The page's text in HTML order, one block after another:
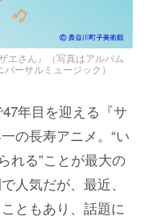
エさん』（写真はアルバム
ーサルミュージック）
年目を迎える『サ
の長寿アニメ。“い
れる”ことが最大の
人気だが、最近、
ともあり、話題に